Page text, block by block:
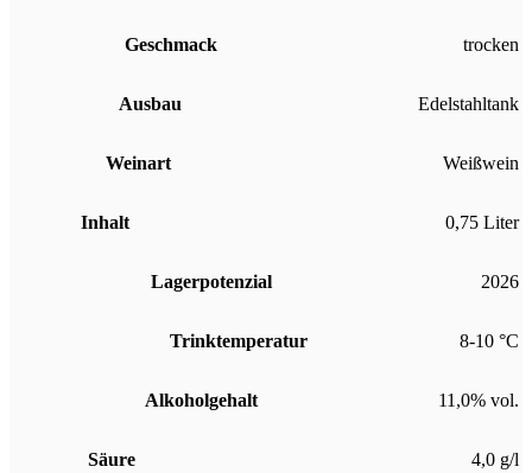
Geschmack trocken
Ausbau Edelstahltank
Weinart Weißwein
Inhalt 0,75 Liter
Lagerpotenzial 2026
Trinktemperatur 8-10 °C
Alkoholgehalt 11,0% vol.
Säure 4,0 g/l